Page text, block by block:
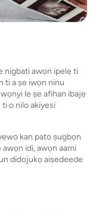
nigbati awọn ipele ti
ti a ṣe iwọn ninu
le ṣe afihan ibajẹ
o nilo akiyesi
kan pato ṣugbọn
idi, awọn aami
didojukọ aiṣedeede